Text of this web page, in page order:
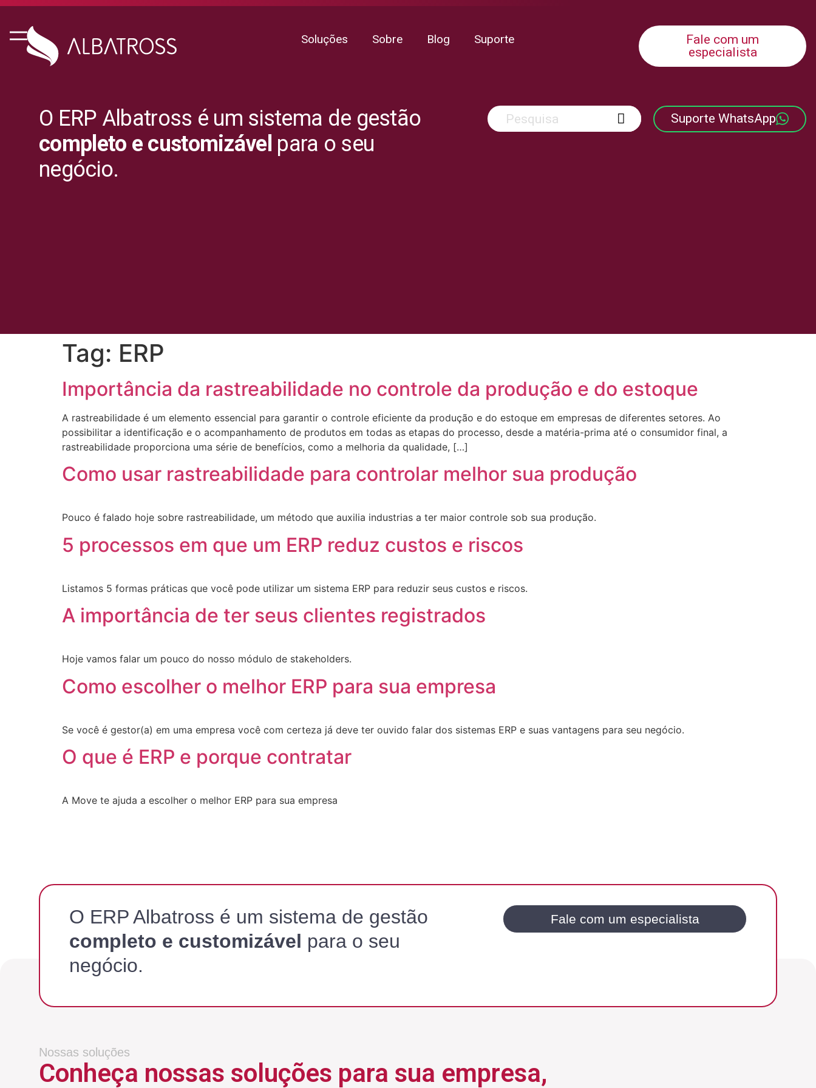
Soluções Sobre Blog Suporte
Fale com um
especialista
O ERP Albatross é um sistema de gestão
completo e customizável para o seu
negócio.
Suporte WhatsApp
Tag: ERP
Importância da rastreabilidade no controle da produção e do estoque
A rastreabilidade é um elemento essencial para garantir o controle eficiente da produção e do estoque em empresas de diferentes setores. Ao
possibilitar a identificação e o acompanhamento de produtos em todas as etapas do processo, desde a matéria-prima até o consumidor final, a
rastreabilidade proporciona uma série de benefícios, como a melhoria da qualidade, […]
Como usar rastreabilidade para controlar melhor sua produção
Pouco é falado hoje sobre rastreabilidade, um método que auxilia industrias a ter maior controle sob sua produção.
5 processos em que um ERP reduz custos e riscos
Listamos 5 formas práticas que você pode utilizar um sistema ERP para reduzir seus custos e riscos.
A importância de ter seus clientes registrados
Hoje vamos falar um pouco do nosso módulo de stakeholders.
Como escolher o melhor ERP para sua empresa
Se você é gestor(a) em uma empresa você com certeza já deve ter ouvido falar dos sistemas ERP e suas vantagens para seu negócio.
O que é ERP e porque contratar
A Move te ajuda a escolher o melhor ERP para sua empresa
O ERP Albatross é um sistema de gestão
completo e customizável para o seu
negócio.
Fale com um especialista
Nossas soluções
Conheça nossas soluções para sua empresa,